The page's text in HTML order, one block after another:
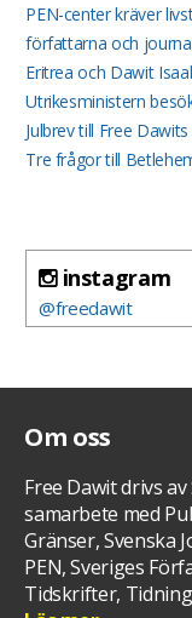
PEN-center kräver
författarna och
Eritrea och Dawit
Utrikesministern
Julbrev till Free
Tre frågor till
instagram
@freedawit
Om oss
Free Dawit drivs
samarbete med
Gränser, Svenska
PEN, Sveriges
Tidskrifter,